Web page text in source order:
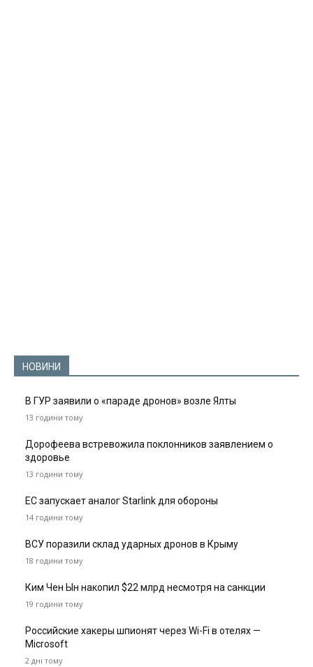
НОВИНИ
В ГУР заявили о «параде дронов» возле Ялты
13 години тому
Дорофеева встревожила поклонников заявлением о
здоровье
13 години тому
ЕС запускает аналог Starlink для обороны
14 години тому
ВСУ поразили склад ударных дронов в Крыму
18 години тому
Ким Чен Ын накопил $22 млрд несмотря на санкции
19 години тому
Российские хакеры шпионят через Wi-Fi в отелях —
Microsoft
2 дні тому